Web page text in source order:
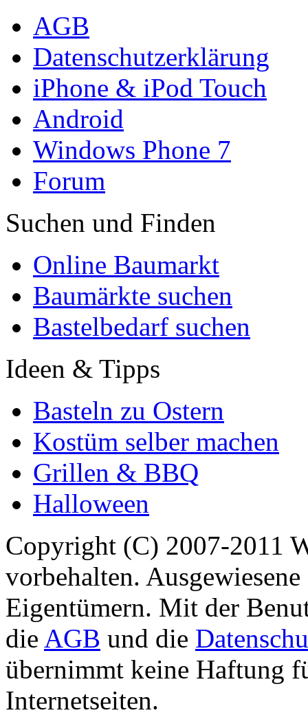
AGB
Datenschutzerklärung
iPhone & iPod Touch
Android
Windows Phone 7
Forum
Suchen und Finden
Online Baumarkt
Baumärkte suchen
Bastelbedarf suchen
Ideen & Tipps
Basteln zu Ostern
Kostüm selber machen
Grillen & BBQ
Halloween
Copyright (C) 2007-2011
vorbehalten.
Eigentümern. Mit der
die AGB und die
übernimmt keine Haftung
Internetseiten.